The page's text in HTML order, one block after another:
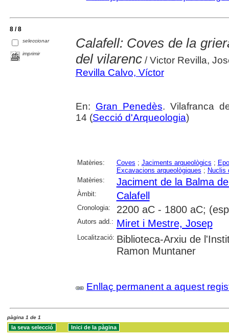
8 / 8
seleccionar
imprimir
Calafell: Coves de la
del vilarenc/ Victor Revilla,
Revilla Calvo, Víctor
En: Gran Penedès. Vilafranca
14 (Secció d'Arqueologia)
Matèries: Coves ; Jaciments arqueològics ;
Excavacions arqueològiques ; Nuclis
Matèries:
Jaciment de la Balma
Àmbit: Calafell
Cronologia: 2200 aC - 1800 aC;
Autors add.: Miret i Mestre, Josep
Localització: Biblioteca-Arxiu de
Ramon Muntaner
Enllaç permanent a aquest
pàgina 1 de 1